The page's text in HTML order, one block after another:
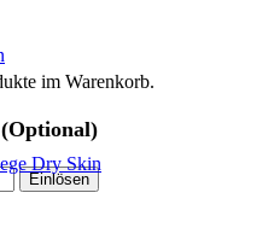
im Warenkorb.
(Optional)
Dry Skin